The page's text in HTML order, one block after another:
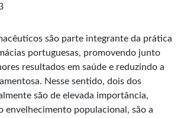
são parte integrante da prática
portuguesas, promovendo junto
resultados em saúde e reduzindo a
Nesse sentido, dois dos
são de elevada importância,
envelhecimento populacional, são a